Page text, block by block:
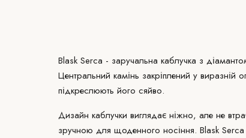
Blask Serca - заручальна каблучка з
Центральний камінь закріплений у виразній
підкреслюють його сяйво.
Дизайн каблучки виглядає ніжно, але не
зручною для щоденного носіння. Blask Serca